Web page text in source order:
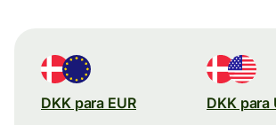
DKK para EUR DKK para